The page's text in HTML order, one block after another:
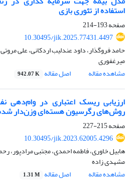
استفاده از تئوری بازی
صفحه193-214
10.30495/jik.2025.77431.4497
حامد فروگذار، داود عندلیب اردکانی، علی
میرغفوری
مشاهده مقاله
اصل مقاله 942.07 K
ارزیابی ریسک اعتباری در وام‌دهی
روش‌های رگرسیون هسته‌ای وزن‌دار
صفحه215-227
10.30495/jik.2023.62005.4296
هابیل خاوری، فاطمه احمدی، مجتبی مرادپور،
مشهدی زاده
مشاهده مقاله
اصل مقاله 1.31 M